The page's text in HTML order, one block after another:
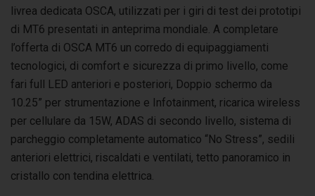
livrea dedicata OSCA, utilizzati per i giri di test dei prototipi
di MT6 presentati in anteprima mondiale. A completare
l’offerta di OSCA MT6 un corredo di equipaggiamenti
tecnologici, di comfort e sicurezza di primo livello, come
fari full LED anteriori e posteriori, Doppio schermo da
10.25” per strumentazione e Infotainment, ricarica wireless
per cellulare da 15W, ADAS di secondo livello, sistema di
parcheggio completamente automatico “No Stress”, sedili
anteriori elettrici, riscaldati e ventilati, tetto panoramico in
cristallo con tendina elettrica.